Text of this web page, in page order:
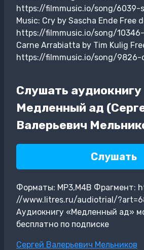
https://filmmusic.io/song/6039-
Music: Cry by Sascha Ende Free
https://filmmusic.io/song/10346-
Carne Arrabiatta by Tim Kulig
https://filmmusic.io/song/9826-
Слушать аудиокнигу
Медленный ад
Валерьевич
Слушать
Форматы: MP3,M4B Фрагмент:
//www.litres.ru/audiotrial/
Аудиокнигу «Медленный ад»
бесплатно по подписке
Метки
Сергей Валерьевич Мельников